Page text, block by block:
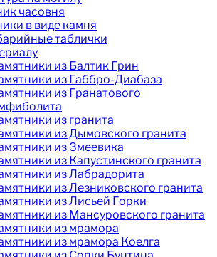
часовня
в виде камня
таблички
из Балтик Грин
из Габбро-Диабаза
из Гранатового
из гранита
из Дымовского гранита
из Змеевика
из Капустинского гранита
из Лабрадорита
из Лезниковского гранита
из Лисьей Горки
из Мансуровского гранита
из мрамора
из мрамора Коелга